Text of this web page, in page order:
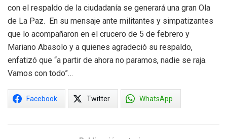
con el respaldo de la ciudadanía se generará una gran Ola
de La Paz. En su mensaje ante militantes y simpatizantes
que lo acompañaron en el crucero de 5 de febrero y
Mariano Abasolo y a quienes agradeció su respaldo,
enfatizó que “a partir de ahora no paramos, nadie se raja.
Vamos con todo”…
Facebook Twitter WhatsApp